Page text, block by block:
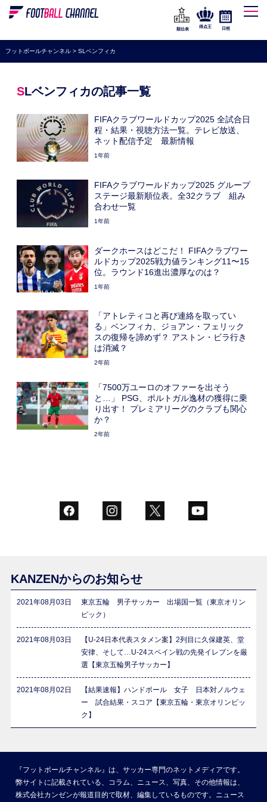
WEリーグ
海外サッカー
プレミアリーグ
ラ・リーガ
ブンデスリーガ
UEFA
高校サッカー
動画
順位表
得点王 日程
フットボールチャンネル> SLベンフィカ
SLベンフィカの記事一覧
FIFAクラブワールドカップ2025 全試合日
程・結果・視聴方法一覧。テレビ放送、
ネット配信予定 最新情報
1年前
FIFAクラブワールドカップ2025 グループ
ステージ最新順位表。全32クラブ 組み
合わせ一覧
1年前
ダークホースはどこだ！ FIFAクラブワー
ルドカップ2025戦力値ランキング11〜15
位。ラウンド16進出濃厚なのは？
1年前
「アトレティコと再び連絡を取ってい
る」ベンフィカ、ジョアン・フェリック
スの復帰を諦めず？ アストン・ビラ行き
は消滅？
2年前
「7500万ユーロのオファーを出そう
と…」 PSG、ポルトガル逸材の獲得に乗
り出す！ プレミアリーグのクラブも関心
か？
2年前
KANZENからのお知らせ
2021年08月03日
東京五輪 男子サッカー 出場国一覧（東京オリン
ピック）
2021年08月03日
【U-24日本代表スタメン案】2列目に久保建英、堂
安律、そして…U-24スペイン戦の先発イレブンを厳
選【東京五輪男子サッカー】
2021年08月02日
【結果速報】ハンドボール 女子 日本対ノルウェ
ー 試合結果・スコア【東京五輪・東京オリンピッ
ク】
『フットボールチャンネル』は、サッカー専門のネットメディアです。
弊サイトに記載されている、コラム、ニュース、写真、その他情報は、
株式会社カンゼンが報道目的で取材、編集しているものです。ニュース